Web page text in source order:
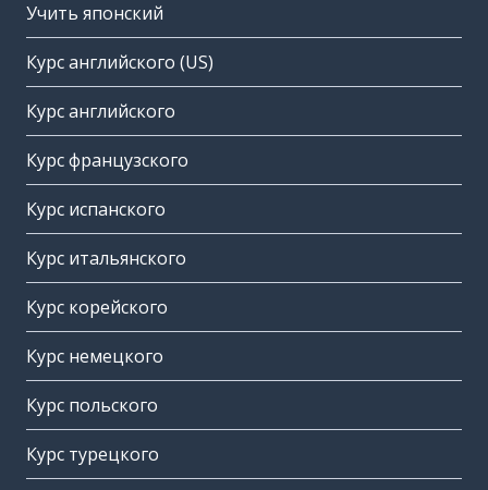
Учить японский
Курс английского (US)
Курс английского
Курс французского
Курс испанского
Курс итальянского
Курс корейского
Курс немецкого
Курс польского
Курс турецкого